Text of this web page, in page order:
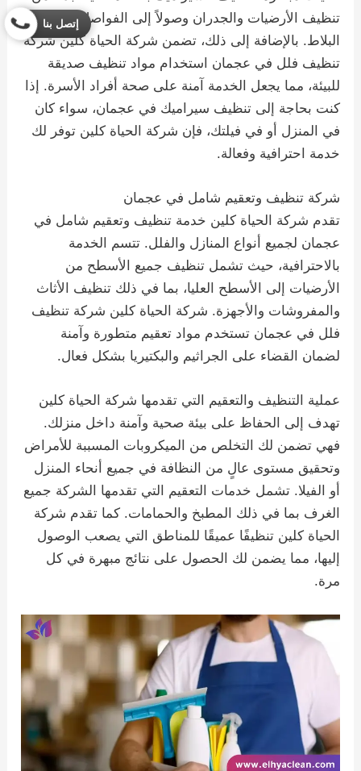
تنظيف الأرضيات والجدران وصولاً إلى الفواصل بين
البلاط. بالإضافة إلى ذلك، تضمن شركة الحياة كلين شركة
تنظيف فلل في عجمان استخدام مواد تنظيف صديقة
للبيئة، مما يجعل الخدمة آمنة على صحة أفراد الأسرة. إذا
كنت بحاجة إلى تنظيف سيراميك في عجمان، سواء كان
في المنزل أو في فيلتك، فإن شركة الحياة كلين توفر لك
خدمة احترافية وفعالة.
شركة تنظيف وتعقيم شامل في عجمان
تقدم شركة الحياة كلين خدمة تنظيف وتعقيم شامل في
عجمان لجميع أنواع المنازل والفلل. تتسم الخدمة
بالاحترافية، حيث تشمل تنظيف جميع الأسطح من
الأرضيات إلى الأسطح العليا، بما في ذلك تنظيف الأثاث
والمفروشات والأجهزة. شركة الحياة كلين شركة تنظيف
فلل في عجمان تستخدم مواد تعقيم متطورة وآمنة
لضمان القضاء على الجراثيم والبكتيريا بشكل فعال.
عملية التنظيف والتعقيم التي تقدمها شركة الحياة كلين
تهدف إلى الحفاظ على بيئة صحية وآمنة داخل منزلك.
فهي تضمن لك التخلص من الميكروبات المسببة للأمراض
وتحقيق مستوى عالٍ من النظافة في جميع أنحاء المنزل
أو الفيلا. تشمل خدمات التعقيم التي تقدمها الشركة جميع
الغرف بما في ذلك المطبخ والحمامات. كما تقدم شركة
الحياة كلين تنظيفًا عميقًا للمناطق التي يصعب الوصول
إليها، مما يضمن لك الحصول على نتائج مبهرة في كل
مرة.
إتصل بنا